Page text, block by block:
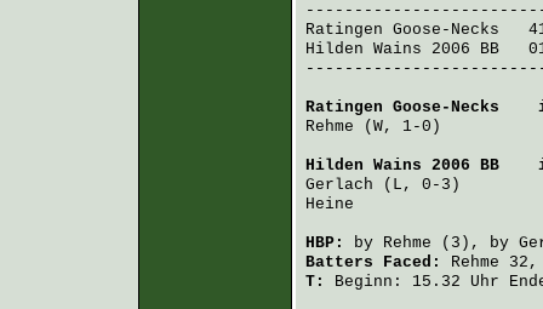
Ratingen Goose-Necks
Hilden Wains 2006 BB
Ratingen Goose-Necks
Rehme (W, 1-0)
Hilden Wains 2006 BB
Gerlach (L, 0-3)
Heine
HBP: by Rehme (3), by
Batters Faced: Rehme
T:
Beginn: 15.32 Uhr